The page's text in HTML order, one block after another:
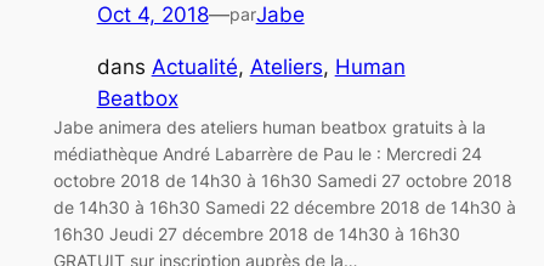
Oct 4, 2018—parJabe
dans Actualité, Ateliers, Human
Beatbox
Jabe animera des ateliers human beatbox gratuits à la
médiathèque André Labarrère de Pau le : Mercredi 24
octobre 2018 de 14h30 à 16h30 Samedi 27 octobre 2018
de 14h30 à 16h30 Samedi 22 décembre 2018 de 14h30 à
16h30 Jeudi 27 décembre 2018 de 14h30 à 16h30
GRATUIT sur inscription auprès de la…